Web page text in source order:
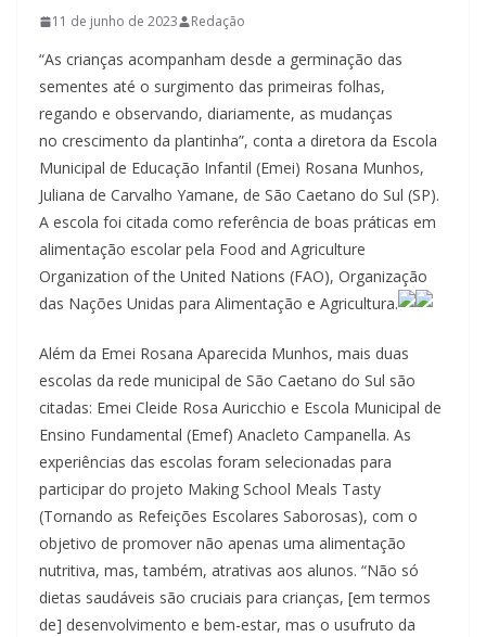
11 de junho de 2023 Redação
“As crianças acompanham desde a germinação das
sementes até o surgimento das primeiras folhas,
regando e observando, diariamente, as mudanças
no crescimento da plantinha”, conta a diretora da Escola
Municipal de Educação Infantil (Emei) Rosana Munhos,
Juliana de Carvalho Yamane, de São Caetano do Sul (SP).
A escola foi citada como referência de boas práticas em
alimentação escolar pela Food and Agriculture
Organization of the United Nations (FAO), Organização
das Nações Unidas para Alimentação e Agricultura.
Além da Emei Rosana Aparecida Munhos, mais duas
escolas da rede municipal de São Caetano do Sul são
citadas: Emei Cleide Rosa Auricchio e Escola Municipal de
Ensino Fundamental (Emef) Anacleto Campanella. As
experiências das escolas foram selecionadas para
participar do projeto Making School Meals Tasty
(Tornando as Refeições Escolares Saborosas), com o
objetivo de promover não apenas uma alimentação
nutritiva, mas, também, atrativas aos alunos. “Não só
dietas saudáveis são cruciais para crianças, [em termos
de] desenvolvimento e bem-estar, mas o usufruto da